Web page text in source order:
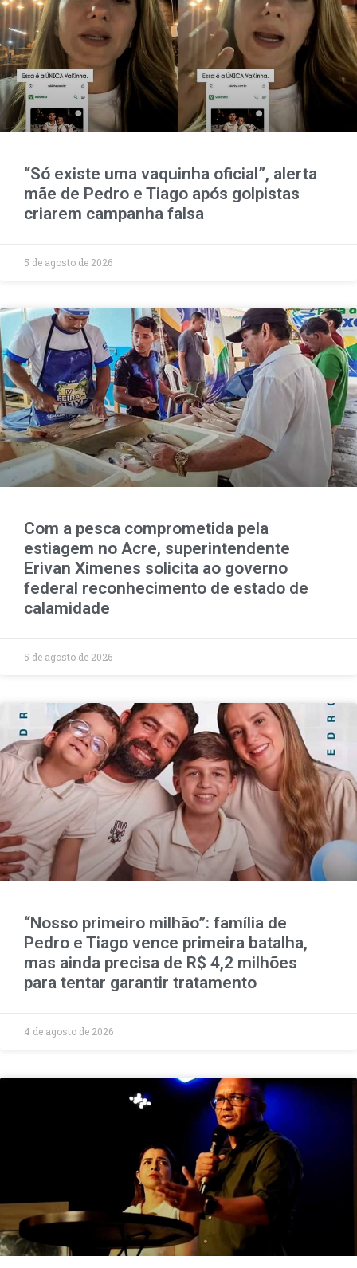
“Só existe uma vaquinha oficial”, alerta
mãe de Pedro e Tiago após golpistas
criarem campanha falsa
5 de agosto de 2026
Com a pesca comprometida pela
estiagem no Acre, superintendente
Erivan Ximenes solicita ao governo
federal reconhecimento de estado de
calamidade
5 de agosto de 2026
“Nosso primeiro milhão”: família de
Pedro e Tiago vence primeira batalha,
mas ainda precisa de R$ 4,2 milhões
para tentar garantir tratamento
4 de agosto de 2026